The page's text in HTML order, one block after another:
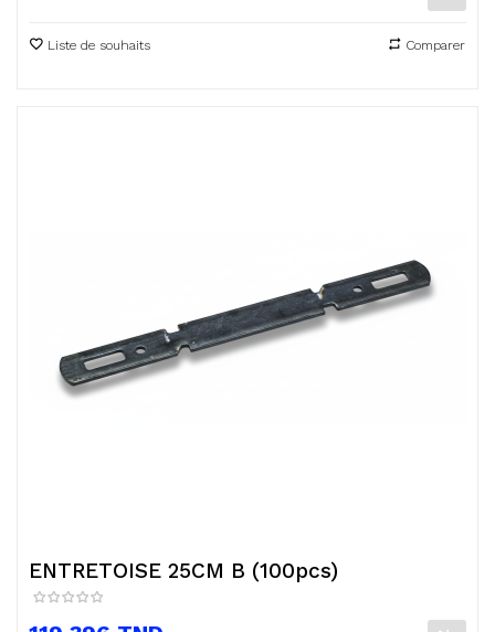
Liste de souhaits Comparer
ENTRETOISE 25CM B (100pcs)